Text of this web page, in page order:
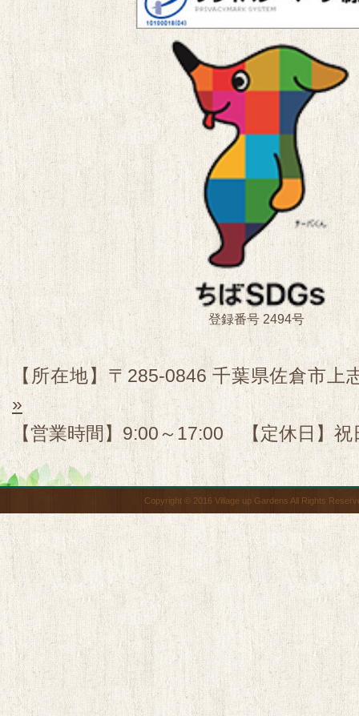
登録番号 2494号
【所在地】〒285-0846 千葉県佐倉市
»
【営業時間】9:00～17:00 【定休日】祝
Copyright © 2016 Village up Gardens All Rights